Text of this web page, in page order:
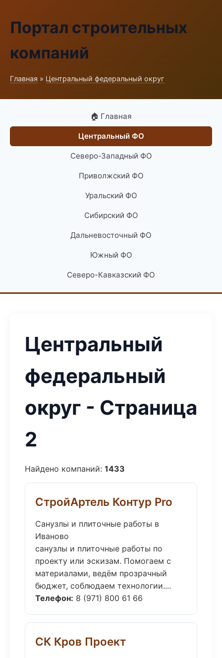
Портал строительных
компаний
Главная » Центральный федеральный округ
🏠 Главная
Центральный ФО
Северо-Западный ФО
Приволжский ФО
Уральский ФО
Сибирский ФО
Дальневосточный ФО
Южный ФО
Северо-Кавказский ФО
Центральный
федеральный
округ - Страница
2
Найдено компаний: 1433
СтройАртель Контур Pro
Санузлы и плиточные работы в
Иваново
санузлы и плиточные работы по
проекту или эскизам. Помогаем с
материалами, ведём прозрачный
бюджет, соблюдаем технологии....
Телефон: 8 (971) 800 61 66
СК Кров Проект